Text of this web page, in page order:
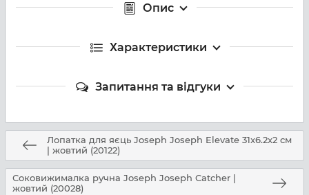
Опис
Характеристики
Запитання та відгуки
Лопатка для яєць Joseph Joseph Elevate 31x6.2x2 см
| жовтий (20122)
Соковижималка ручна Joseph Joseph Catcher |
жовтий (20028)